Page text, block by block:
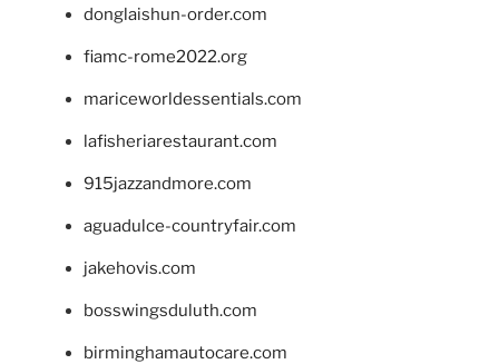
donglaishun-order.com
fiamc-rome2022.org
mariceworldessentials.com
lafisheriarestaurant.com
915jazzandmore.com
aguadulce-countryfair.com
jakehovis.com
bosswingsduluth.com
birminghamautocare.com